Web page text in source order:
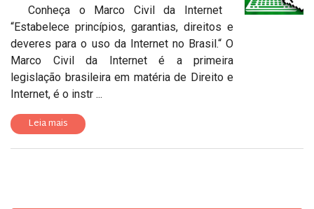
Conheça o Marco Civil da Internet
“Estabelece princípios, garantias, direitos e
deveres para o uso da Internet no Brasil.“ O
Marco Civil da Internet é a primeira
legislação brasileira em matéria de Direito e
Internet, é o instr ...
Leia mais